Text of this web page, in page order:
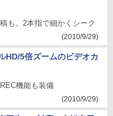
も。2本指で細かくシーク
(2010/9/29)
HD/5倍ズームのビデオカ
機能も装備
(2010/9/29)